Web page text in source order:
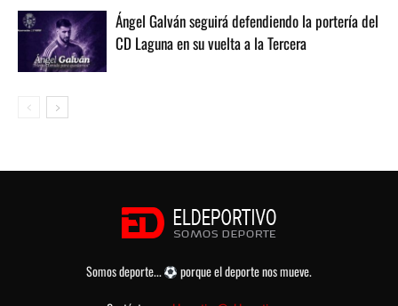
Ángel Galván seguirá defendiendo la portería del
CD Laguna en su vuelta a la Tercera
Somos deporte...
porque el deporte nos mueve.